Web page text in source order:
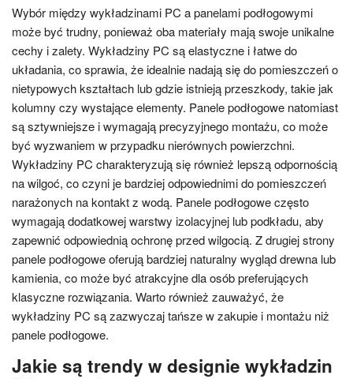
Wybór między wykładzinami PC a panelami podłogowymi
może być trudny, ponieważ oba materiały mają swoje unikalne
cechy i zalety. Wykładziny PC są elastyczne i łatwe do
układania, co sprawia, że idealnie nadają się do pomieszczeń o
nietypowych kształtach lub gdzie istnieją przeszkody, takie jak
kolumny czy wystające elementy. Panele podłogowe natomiast
są sztywniejsze i wymagają precyzyjnego montażu, co może
być wyzwaniem w przypadku nierównych powierzchni.
Wykładziny PC charakteryzują się również lepszą odpornością
na wilgoć, co czyni je bardziej odpowiednimi do pomieszczeń
narażonych na kontakt z wodą. Panele podłogowe często
wymagają dodatkowej warstwy izolacyjnej lub podkładu, aby
zapewnić odpowiednią ochronę przed wilgocią. Z drugiej strony
panele podłogowe oferują bardziej naturalny wygląd drewna lub
kamienia, co może być atrakcyjne dla osób preferujących
klasyczne rozwiązania. Warto również zauważyć, że
wykładziny PC są zazwyczaj tańsze w zakupie i montażu niż
panele podłogowe.
Jakie są trendy w designie wykładzin